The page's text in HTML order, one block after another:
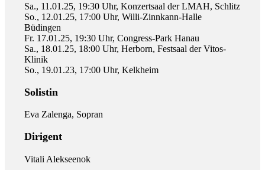
Sa., 11.01.25, 19:30 Uhr, Konzertsaal der LMAH, Schlitz
So., 12.01.25, 17:00 Uhr, Willi-Zinnkann-Halle
Büdingen
Fr. 17.01.25, 19:30 Uhr, Congress-Park Hanau
Sa., 18.01.25, 18:00 Uhr, Herborn, Festsaal der Vitos-
Klinik
So., 19.01.23, 17:00 Uhr, Kelkheim
Solistin
Eva Zalenga, Sopran
Dirigent
Vitali Alekseenok